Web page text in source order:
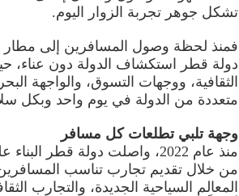
تشكل جوهر تجربة الزوار اليوم.
فمنذ لحظة وصول المسافرين إلى مطار
دولة قطر استكشاف الدولة دون عناء،
الثقافية، ووجهات التسوق، والواجهة
متعددة من الدولة في يوم واحد وبكل
وجهة تلبي تطلعات كل مسافر
منذ عام 2022، واصلت دولة قطر
من خلال تقديم تجارب تناسب
المعالم السياحية الجديدة، والتجارب